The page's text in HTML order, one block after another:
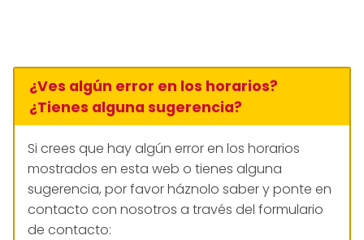
¿Ves algún error en los horarios?
¿Tienes alguna sugerencia?
Si crees que hay algún error en los horarios
mostrados en esta web o tienes alguna
sugerencia, por favor háznolo saber y ponte en
contacto con nosotros a través del formulario
de contacto: